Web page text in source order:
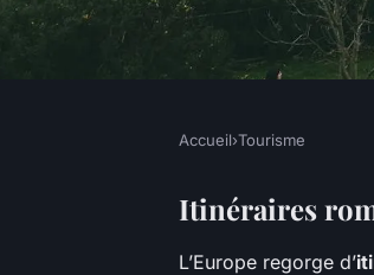
Accueil›Tourisme
Itinéraires
L’Europe regorge d’